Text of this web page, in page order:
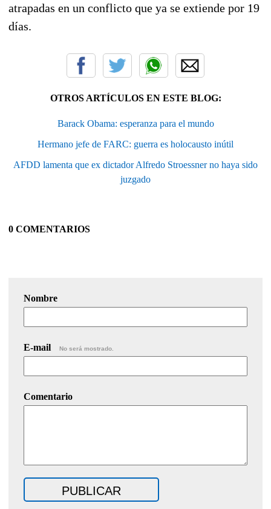
atrapadas en un conflicto que ya se extiende por 19
días.
OTROS ARTÍCULOS EN ESTE BLOG:
Barack Obama: esperanza para el mundo
Hermano jefe de FARC: guerra es holocausto inútil
AFDD lamenta que ex dictador Alfredo Stroessner no haya sido
juzgado
0 COMENTARIOS
Nombre
E-mail No será mostrado.
Comentario